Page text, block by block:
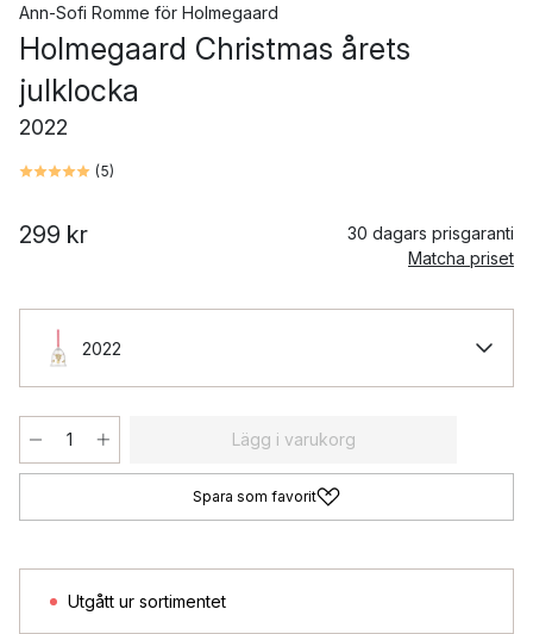
Ann-Sofi Romme för Holmegaard
Holmegaard Christmas årets
julklocka
2022
(5)
299 kr
30 dagars prisgaranti
Matcha priset
2022
Lägg i varukorg
Spara som favorit
Utgått ur sortimentet